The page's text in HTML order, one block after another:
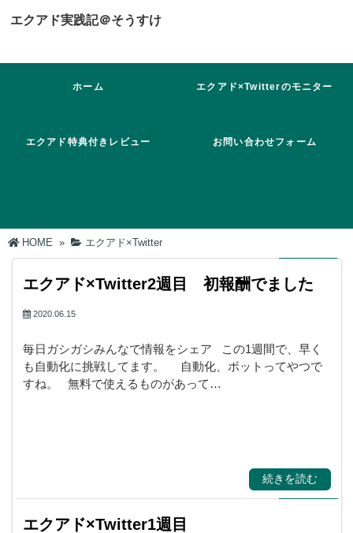
エクアド実践記＠そうすけ
ホーム エクアド×Twitterのモニター
に参加！
エクアド特典付きレビュー お問い合わせフォーム
HOME » エクアド×Twitter
エクアド×Twitter2週目 初報酬でました
2020.06.15
毎日ガシガシみんなで情報をシェア この1週間で、早く
も自動化に挑戦してます。 自動化、ボットってやつで
すね。 無料で使えるものがあって…
続きを読む
エクアド×Twitter1週目